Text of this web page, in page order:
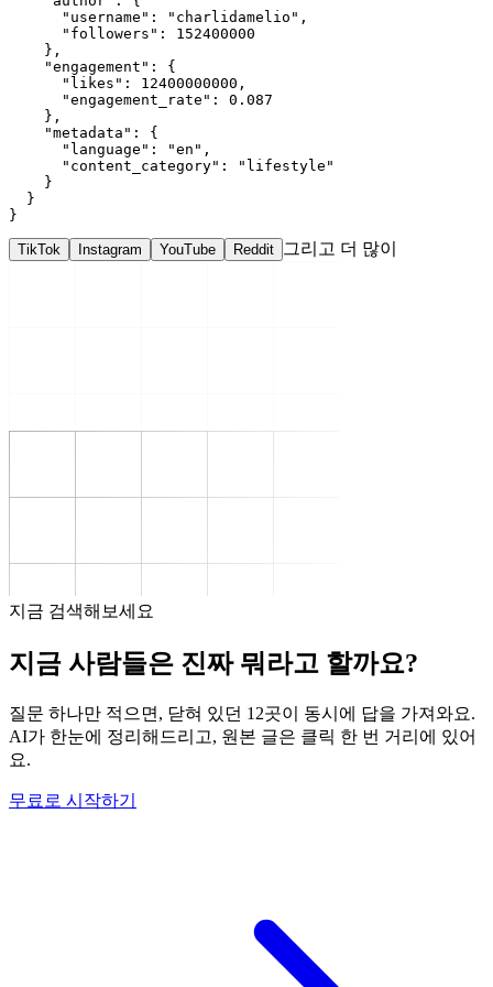
      "username": "charlidamelio",
      "followers": 152400000
    },
    "engagement": {
      "likes": 12400000000,
      "engagement_rate": 0.087
    },
    "metadata": {
      "language": "en",
      "content_category": "lifestyle"
    }
  }
}
TikTok Instagram YouTube Reddit 그리고 더 많이
지금 검색해보세요
지금 사람들은 진짜 뭐라고 할까요?
질문 하나만 적으면, 닫혀 있던 12곳이 동시에 답을 가져와요.
AI가 한눈에 정리해드리고, 원본 글은 클릭 한 번 거리에 있어
요.
무료로 시작하기